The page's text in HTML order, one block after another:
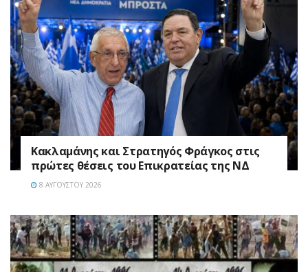
Κακλαμάνης και Στρατηγός Φράγκος στις
πρώτες θέσεις του Επικρατείας της ΝΔ
8 ΑΥΓΟΎΣΤΟΥ 2026